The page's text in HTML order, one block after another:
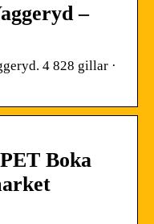
–
4 828 gillar ·
Boka